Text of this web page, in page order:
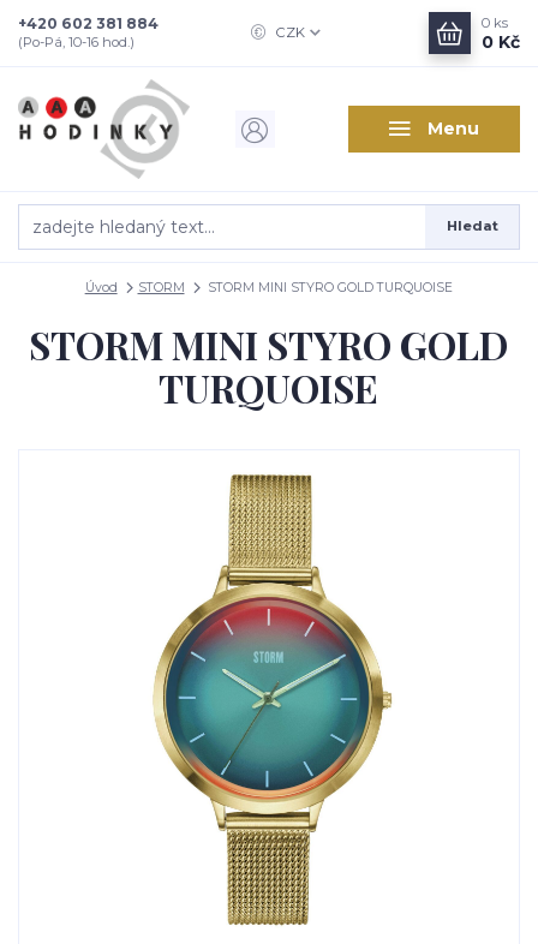
Menu
CZK
Hledat
+420 602 381 884
(Po-Pá, 10-16 hod.)
0 ks
0 Kč
Úvod STORM STORM MINI STYRO GOLD TURQUOISE
STORM MINI STYRO GOLD
TURQUOISE